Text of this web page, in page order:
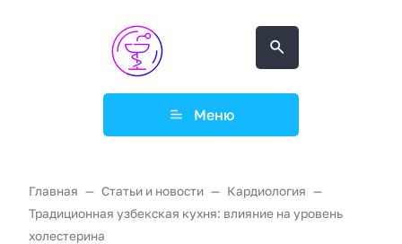
Меню
Главная Статьи и новости
Кардиология
Традиционная узбекская кухня: влияние на уровень
холестерина